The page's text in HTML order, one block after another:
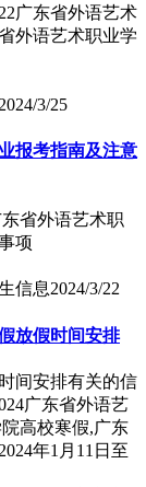
广东省外语艺术
外语艺术职业学
2024/3/25
报考指南及注意
省外语艺术职
项
信息2024/3/22
放假时间安排
间安排有关的信
广东省外语艺
高校寒假,广东
年1月11日至